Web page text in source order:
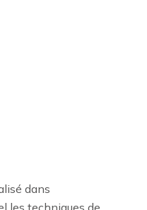
dans
les techniques de